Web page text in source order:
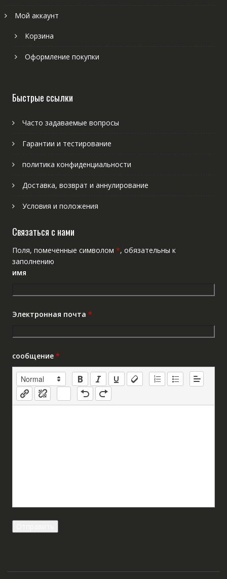
Мой аккаунт
Корзина
Оформление покупки
Быстрые ссылки
Часто задаваемые вопросы
Гарантии и тестирование
политика конфиденциальности
Доставка, возврат и аннулирование
Условия и положения
Связаться с нами
Поля, помеченные символом *, обязательны к
заполнению
имя
Электронная почта *
сообщение *